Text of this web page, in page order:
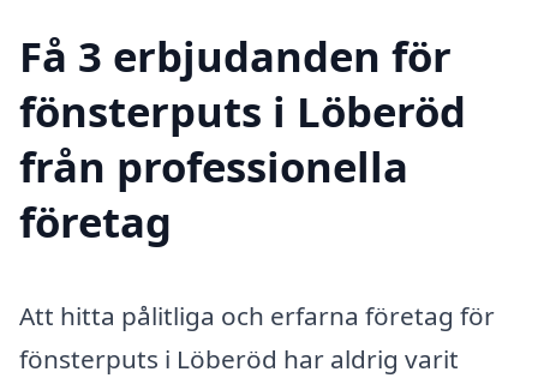
Få 3 erbjudanden för
fönsterputs i Löberöd
från professionella
företag
Att hitta pålitliga och erfarna företag för
fönsterputs i Löberöd har aldrig varit